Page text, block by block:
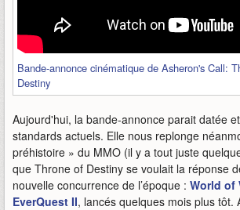
Bande-annonce cinématique de Asheron's Call:
Destiny
Aujourd'hui, la bande-annonce parait datée
standards actuels. Elle nous replonge
préhistoire » du MMO (il y a tout juste
que Throne of Destiny se voulait la réponse
nouvelle concurrence de l’époque : World of
EverQuest II, lancés quelques mois plus tôt.